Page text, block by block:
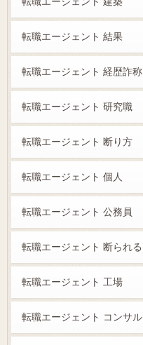
転職エージェント 結果
転職エージェント 経歴詐称
転職エージェント 研究職
転職エージェント 断り方
転職エージェント 個人
転職エージェント 公務員
転職エージェント 断られる
転職エージェント 工場
転職エージェント コンサル